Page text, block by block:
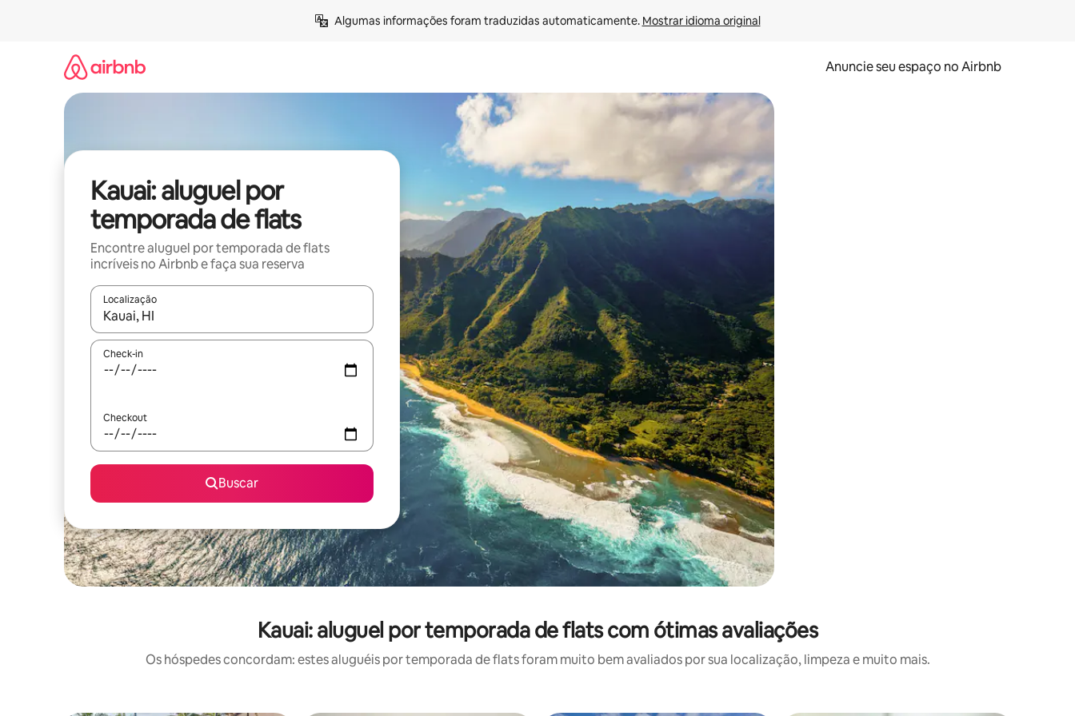
Algumas informações foram traduzidas automaticamente. Mostrar idioma original
Anuncie seu espaço no Airbnb
Kauai: aluguel por
temporada de flats
Encontre aluguel por temporada de flats
incríveis no Airbnb e faça sua reserva
Localização
Quando os resultados estiverem disponíveis, explore-os usando as seta para cima e para baixo do teclado ou tocando e deslizando o dedo na tela.
Check-in
Checkout
Buscar
Kauai: aluguel por temporada de flats com ótimas avaliações
Os hóspedes concordam: estes aluguéis por temporada de flats foram muito bem avaliados por sua localização, limpeza e muito mais.